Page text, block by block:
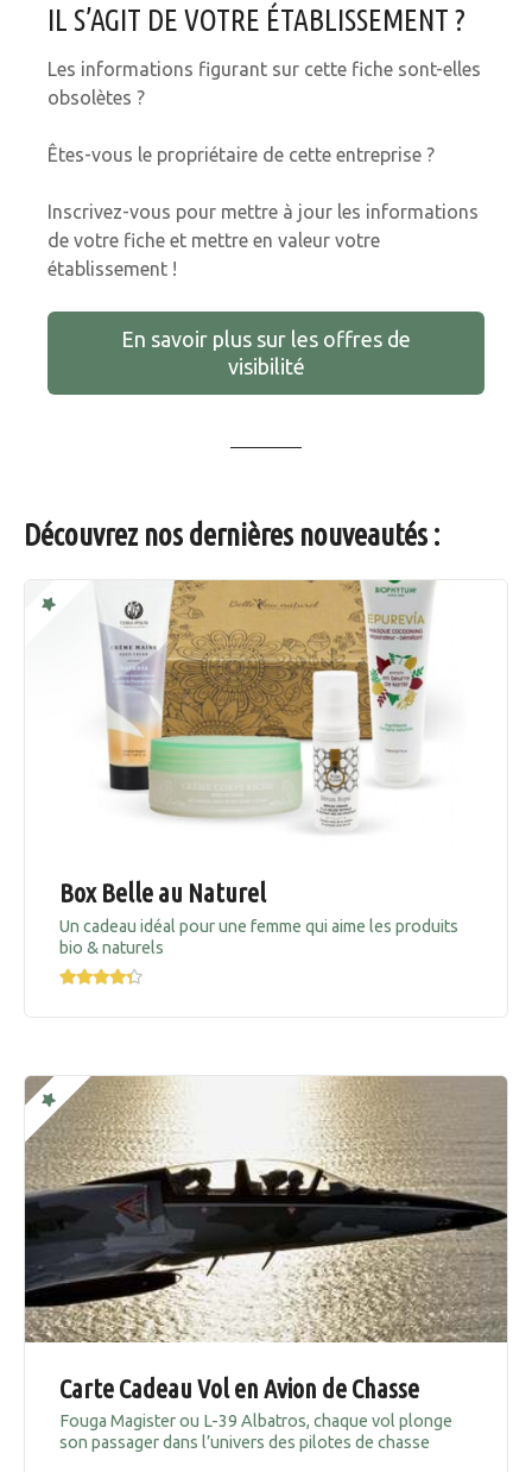
IL S’AGIT DE VOTRE ÉTABLISSEMENT ?
Les informations figurant sur cette fiche sont-elles
obsolètes ?
Êtes-vous le propriétaire de cette entreprise ?
Inscrivez-vous pour mettre à jour les informations
de votre fiche et mettre en valeur votre
établissement !
En savoir plus sur les offres de
visibilité
Découvrez nos dernières nouveautés :
Box Belle au Naturel
Un cadeau idéal pour une femme qui aime les produits
bio & naturels
Carte Cadeau Vol en Avion de Chasse
Fouga Magister ou L-39 Albatros, chaque vol plonge
son passager dans l’univers des pilotes de chasse